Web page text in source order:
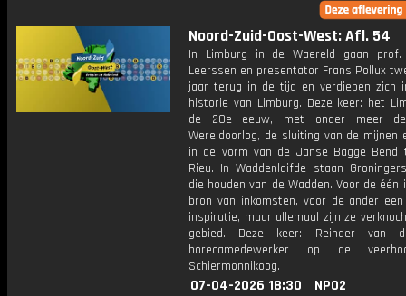
Noord-Zuid-Oost-West: Afl. 54
In Limburg in de Waereld gaan
Leerssen en presentator Frans Pollux
jaar terug in de tijd en verdiepen zich
historie van Limburg. Deze keer: het
de 20e eeuw, met onder meer de
Wereldoorlog, de sluiting van de mijnen
in de vorm van de Janse Bagge Bend
Rieu. In Waddenlaifde staan
die houden van de Wadden. Voor de één
bron van inkomsten, voor de ander
inspiratie, maar allemaal zijn ze
gebied. Deze keer: Reinder van
horecamedewerker op de
Schiermonnikoog.
07-04-2026 18:30
NPO2